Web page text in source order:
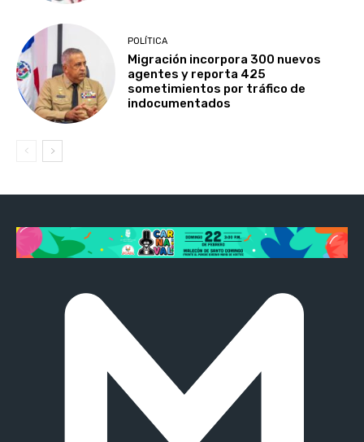
POLÍTICA
Migración incorpora 300 nuevos
agentes y reporta 425
sometimientos por tráfico de
indocumentados